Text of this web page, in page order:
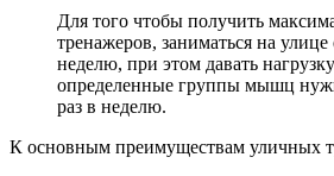
Для того чтобы получить
тренажеров, заниматься на улице
неделю, при этом давать
определенные группы мышц
раз в неделю.
К основным преимуществам уличных